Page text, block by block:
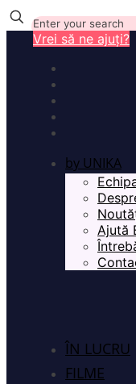
Vrei să ne ajuți?
by UNIKA
Ajută
ÎN LUCRU
FILME